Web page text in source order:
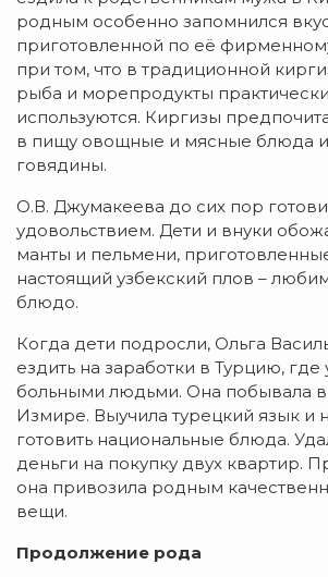
родным особенно запомнился
приготовленной по её
при том, что в традиционной
рыба и морепродукты
используются. Киргизы
в пищу овощные и мясные блюда
говядины.
О.В. Джумакеева до сих пор
удовольствием. Дети и внуки
манты и пельмени,
настоящий узбекский плов –
блюдо.
Когда дети подросли, Ольга
ездить на заработки в Турцию, где
больными людьми. Она побывала в
Измире. Выучила турецкий язык и
готовить национальные блюда.
деньги на покупку двух квартир.
она привозила родным
вещи.
Продолжение рода